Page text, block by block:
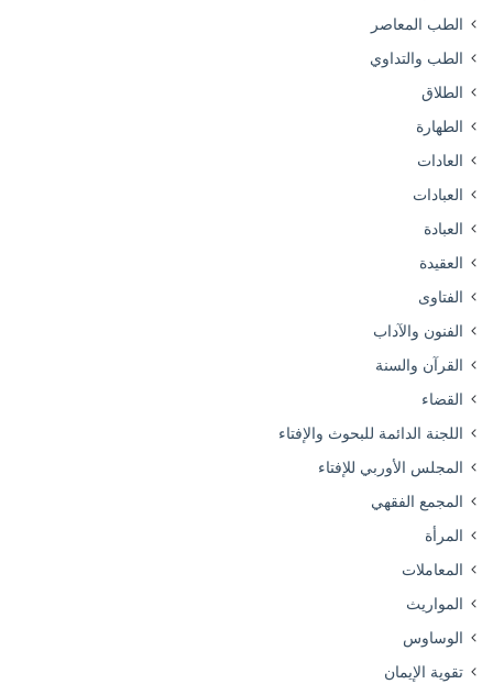
الطب المعاصر
الطب والتداوي
الطلاق
الطهارة
العادات
العبادات
العبادة
العقيدة
الفتاوى
الفنون والآداب
القرآن والسنة
القضاء
اللجنة الدائمة للبحوث والإفتاء
المجلس الأوربي للإفتاء
المجمع الفقهي
المرأة
المعاملات
المواريث
الوساوس
تقوية الإيمان